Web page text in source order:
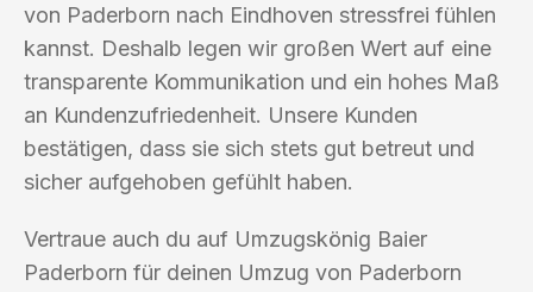
von Paderborn nach Eindhoven stressfrei fühlen
kannst. Deshalb legen wir großen Wert auf eine
transparente Kommunikation und ein hohes Maß
an Kundenzufriedenheit. Unsere Kunden
bestätigen, dass sie sich stets gut betreut und
sicher aufgehoben gefühlt haben.
Vertraue auch du auf Umzugskönig Baier
Paderborn für deinen Umzug von Paderborn